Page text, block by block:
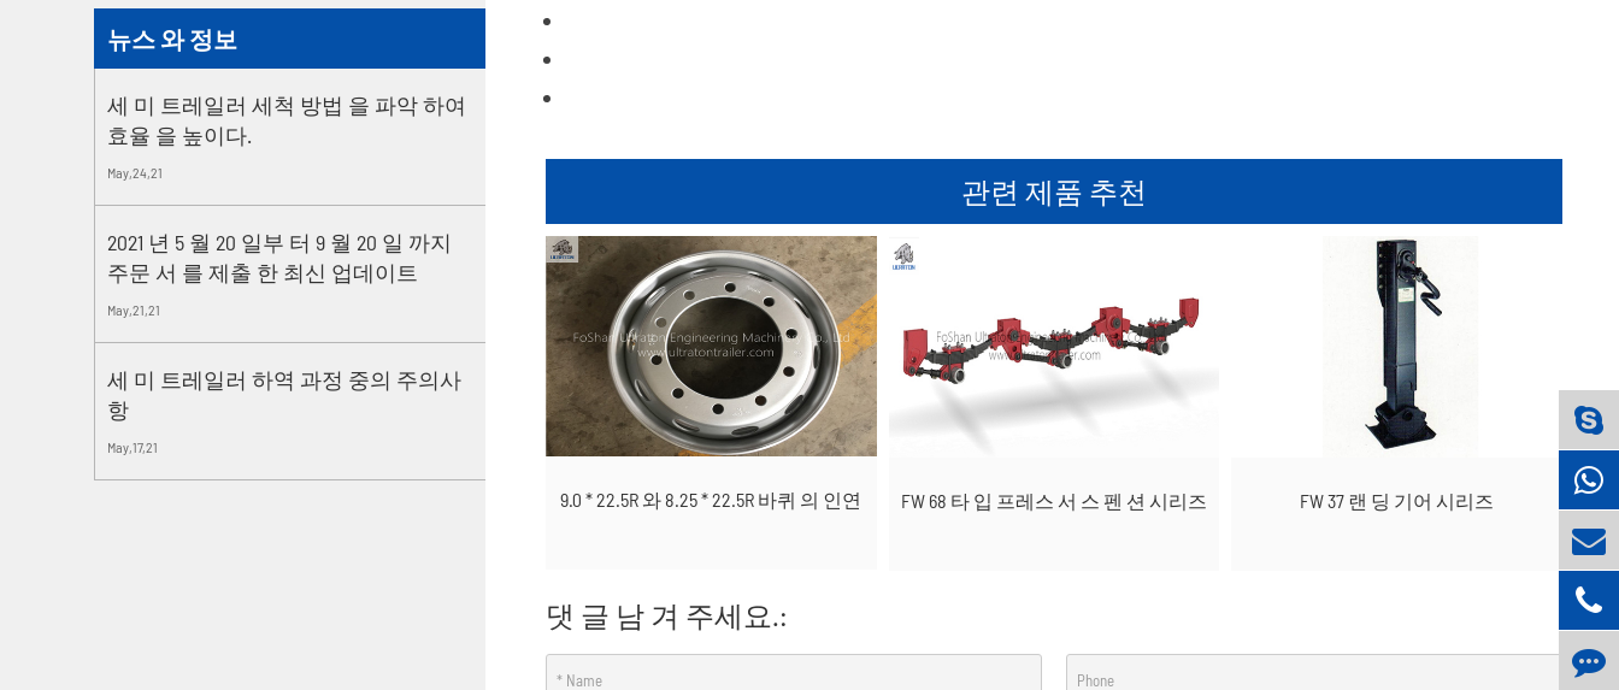
뉴스 와 정보
세 미 트레일러 세척 방법 을 파악 하여
효율 을 높이다.
May,24,21
2021 년 5 월 20 일부 터 9 월 20 일 까지
주문 서 를 제출 한 최신 업데이트
May,21,21
세 미 트레일러 하역 과정 중의 주의사
항
May,17,21
관련 제품 추천
9.0 * 22.5R 와 8.25 * 22.5R 바퀴 의 인연 FW 68 타 입 프레스 서 스 펜 션 시리즈 FW 37 랜 딩 기어 시리즈
댓 글 남 겨 주세요.: